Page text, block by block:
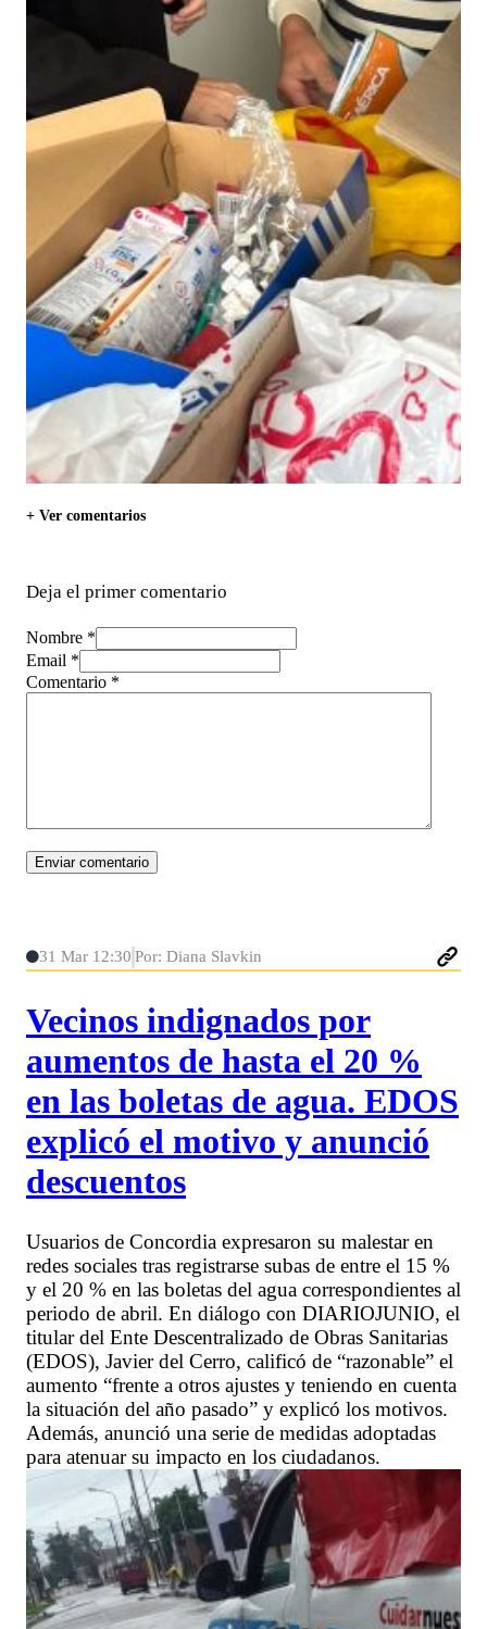
+ Ver comentarios
Deja el primer comentario
Nombre *
Email *
Comentario *
31 Mar 12:30 Por: Diana Slavkin
Vecinos indignados por
aumentos de hasta el 20 %
en las boletas de agua. EDOS
explicó el motivo y anunció
descuentos
Usuarios de Concordia expresaron su malestar en
redes sociales tras registrarse subas de entre el 15 %
y el 20 % en las boletas del agua correspondientes al
periodo de abril. En diálogo con DIARIOJUNIO, el
titular del Ente Descentralizado de Obras Sanitarias
(EDOS), Javier del Cerro, calificó de “razonable” el
aumento “frente a otros ajustes y teniendo en cuenta
la situación del año pasado” y explicó los motivos.
Además, anunció una serie de medidas adoptadas
para atenuar su impacto en los ciudadanos.